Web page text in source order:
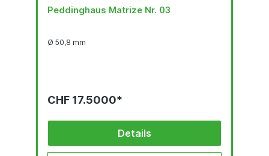
Peddinghaus Matrize Nr. 03
Ø 50,8 mm
CHF 17.5000*
Details